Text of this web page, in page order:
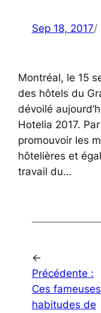
Sep 18, 2017/
Montréal, le 15
des hôtels du
dévoilé
Hotelia 2017.
promouvoir les
hôtelières et
travail du…
←
Précédente :
Ces fameuses
habitudes de